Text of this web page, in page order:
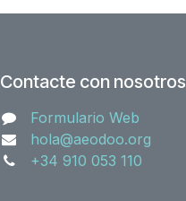
Contacte con nosotros
Formulario Web
hola@aeodoo.org
+34 910 053 110